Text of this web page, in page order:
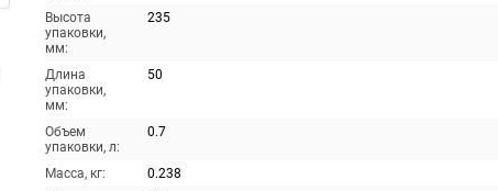
Высота
упаковки,
мм:
235
Длина
упаковки,
мм:
50
Объем
упаковки, л:
0.7
Масса, кг:
0.238